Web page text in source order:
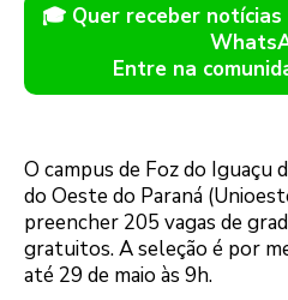
🎓 Quer receber notícias
Entre na
O campus de Foz do Iguaçu
do Oeste do Paraná
preencher 205 vagas de
gratuitos. A seleção é por
até 29 de maio às 9h.